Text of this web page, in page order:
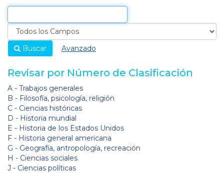
Buscar Avanzado
Revisar por Número de Clasificación
A - Trabajos generales
B - Filosofía, psicología, religión
C - Ciencias históricas
D - Historia mundial
E - Historia de los Estados Unidos
F - Historia general americana
G - Geografía, antropología, recreación
H - Ciencias sociales
J - Ciencias políticas